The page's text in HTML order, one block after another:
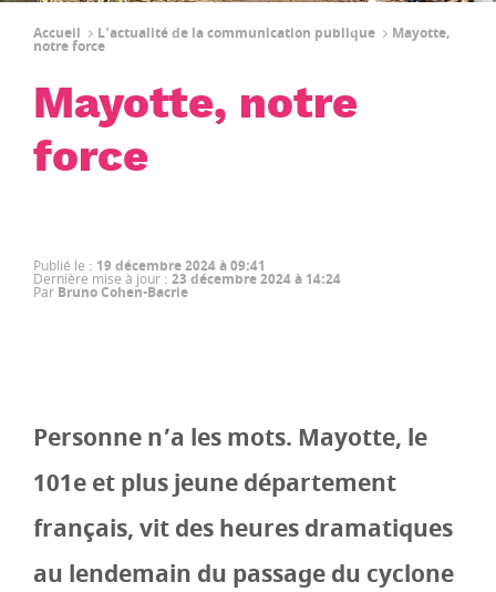
Accueil L'actualité de la communication publique Mayotte,
notre force
Mayotte, notre
force
Publié le : 19 décembre 2024 à 09:41
Dernière mise à jour : 23 décembre 2024 à 14:24
Par Bruno Cohen-Bacrie
Personne n’a les mots. Mayotte, le
101e et plus jeune département
français, vit des heures dramatiques
au lendemain du passage du cyclone